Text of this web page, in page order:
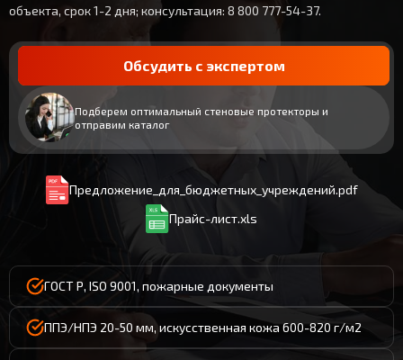
объекта, срок 1-2 дня; консультация: 8 800 777-54-37.
Обсудить с экспертом
Подберем оптимальный стеновые протекторы и
отправим каталог
Предложение_для_бюджетных_учреждений.pdf
Прайс-лист.xls
ГОСТ Р, ISO 9001, пожарные документы
ППЭ/НПЭ 20-50 мм, искусственная кожа 600-820 г/м2